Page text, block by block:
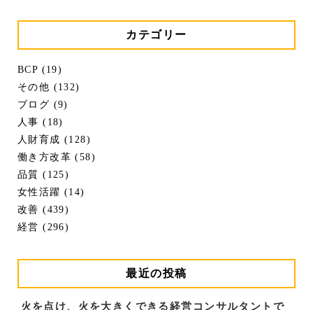
カテゴリー
BCP (19)
その他 (132)
ブログ (9)
人事 (18)
人財育成 (128)
働き方改革 (58)
品質 (125)
女性活躍 (14)
改善 (439)
経営 (296)
最近の投稿
火を点け、火を大きくできる経営コンサルタントで